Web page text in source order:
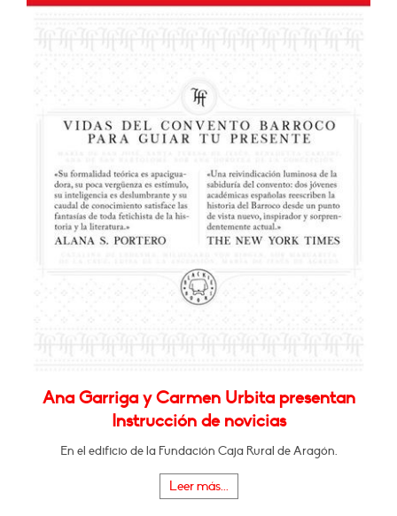
Ana Garriga y Carmen Urbita presentan
Instrucción de novicias
En el edificio de la Fundación Caja Rural de Aragón.
Leer más...